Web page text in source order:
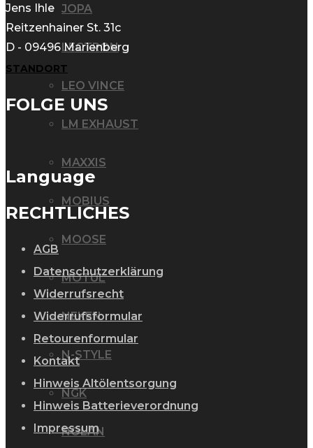
JOPA
LECTRON
LEO VINCE
LM EXHAUST
MAXXIS
MOBIUS
MOOSE
MOTUL
NEKEN
N-STYLE
NGK
NOLAN
Jens Ihle
Reitzenhainer St. 31c
D - 09496 Marienberg
STANDORT
FOLGE UNS
Language
RECHTLICHES
AGB
Datenschutzerklärung
Widerrufsrecht
Widerrufsformular
Retourenformular
Kontakt
Hinweis Altölentsorgung
Hinweis Batterieverordnung
Impressum